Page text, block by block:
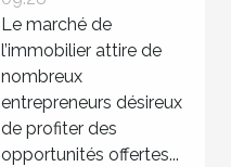
de diplôme ?
Le marché de
l’immobilier attire de
nombreux
entrepreneurs désireux
de profiter des
opportunités offertes...